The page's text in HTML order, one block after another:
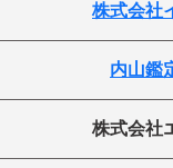
株式会社
内山鑑
株式会社